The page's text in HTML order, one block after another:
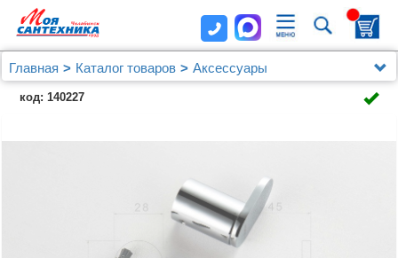
Главная Каталог товаров
Аксессуары
Крючок AQUATEK AQ4425CR ЛИРА
код: 140227